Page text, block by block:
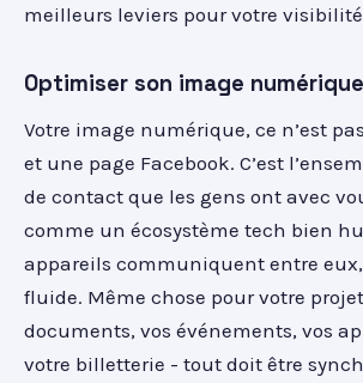
meilleurs leviers pour votre
Optimiser son image numérique
Votre image numérique, ce n’est
et une page Facebook. C’est
de contact que les gens ont avec
comme un écosystème tech bien
appareils communiquent entre
fluide. Même chose pour votre
documents, vos événements, vos
votre billetterie - tout doit être